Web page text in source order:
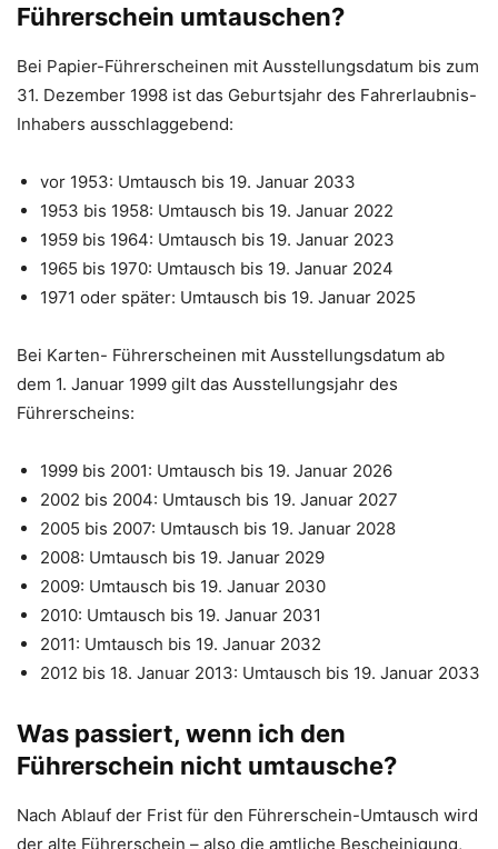
Führerschein umtauschen?
Bei Papier-Führerscheinen mit Ausstellungsdatum bis zum
31. Dezember 1998 ist das Geburtsjahr des Fahrerlaubnis-
Inhabers ausschlaggebend:
vor 1953: Umtausch bis 19. Januar 2033
1953 bis 1958: Umtausch bis 19. Januar 2022
1959 bis 1964: Umtausch bis 19. Januar 2023
1965 bis 1970: Umtausch bis 19. Januar 2024
1971 oder später: Umtausch bis 19. Januar 2025
Bei Karten- Führerscheinen mit Ausstellungsdatum ab
dem 1. Januar 1999 gilt das Ausstellungsjahr des
Führerscheins:
1999 bis 2001: Umtausch bis 19. Januar 2026
2002 bis 2004: Umtausch bis 19. Januar 2027
2005 bis 2007: Umtausch bis 19. Januar 2028
2008: Umtausch bis 19. Januar 2029
2009: Umtausch bis 19. Januar 2030
2010: Umtausch bis 19. Januar 2031
2011: Umtausch bis 19. Januar 2032
2012 bis 18. Januar 2013: Umtausch bis 19. Januar 2033
Was passiert, wenn ich den
Führerschein nicht umtausche?
Nach Ablauf der Frist für den Führerschein-Umtausch wird
der alte Führerschein – also die amtliche Bescheinigung,